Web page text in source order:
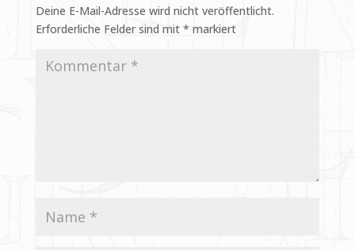
Deine E-Mail-Adresse wird nicht veröffentlicht.
Erforderliche Felder sind mit * markiert